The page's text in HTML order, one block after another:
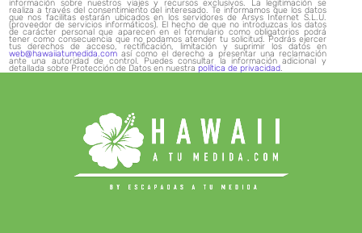
información sobre nuestros viajes y recursos exclusivos. La legitimación se
realiza a través del consentimiento del interesado. Te informamos que los datos
que nos facilitas estarán ubicados en los servidores de Arsys Internet S.L.U.
(proveedor de servicios informáticos). El hecho de que no introduzcas los datos
de carácter personal que aparecen en el formulario como obligatorios podrá
tener como consecuencia que no podamos atender tu solicitud. Podrás ejercer
tus derechos de acceso, rectificación, limitación y suprimir los datos en
web@hawaiiatumedida.com así como el derecho a presentar una reclamación
ante una autoridad de control. Puedes consultar la información adicional y
detallada sobre Protección de Datos en nuestra política de privacidad